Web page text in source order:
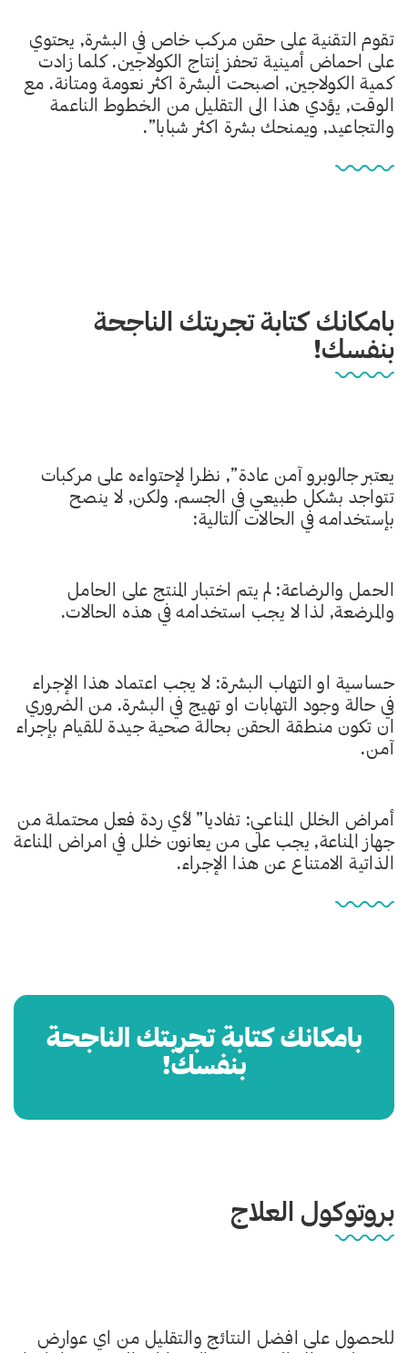
تقوم التقنية على حقن مركب خاص في البشرة, يحتوي
على احماض أمينية تحفز إنتاج الكولاجين. كلما زادت
كمية الكولاجين, اصبحت البشرة اكثر نعومة ومتانة. مع
الوقت, يؤدي هذا الى التقليل من الخطوط الناعمة
والتجاعيد, ويمنحك بشرة اكثر شبابا”.
بامكانك كتابة تجربتك الناجحة
بنفسك!
يعتبر جالوبرو آمن عادة”, نظرا لإحتواءه على مركبات
تتواجد بشكل طبيعي في الجسم. ولكن, لا ينصح
بإستخدامه في الحالات التالية:
الحمل والرضاعة: لم يتم اختبار المنتج على الحامل
والمرضعة, لذا لا يجب استخدامه في هذه الحالات.
حساسية او التهاب البشرة: لا يجب اعتماد هذا الإجراء
في حالة وجود التهابات او تهيج في البشرة. من الضروري
ان تكون منطقة الحقن بحالة صحية جيدة للقيام بإجراء
آمن.
أمراض الخلل المناعي: تفاديا” لأي ردة فعل محتملة من
جهاز المناعة, يجب على من يعانون خلل في امراض المناعة
الذاتية الامتناع عن هذا الإجراء.
بامكانك كتابة تجربتك الناجحة
بنفسك!
بروتوكول العلاج
للحصول على افضل النتائج والتقليل من اي عوارض